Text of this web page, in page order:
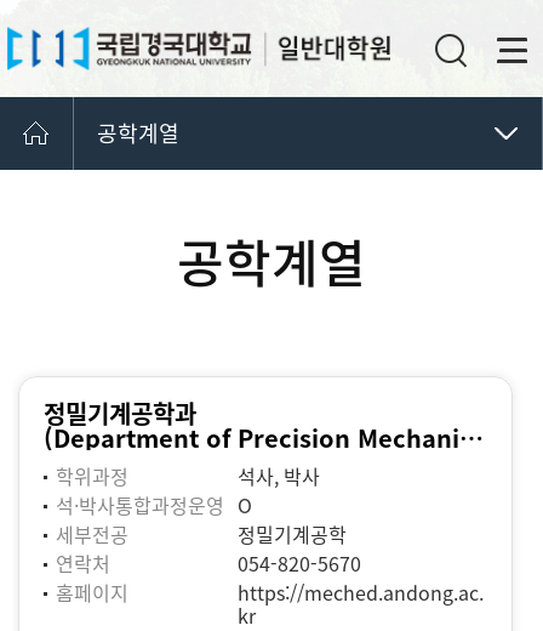
학과소개
공학계열
학연산협동과정
공학계열
정밀기계공학과
(Department of Precision Mechanical Engineering)
학위과정
석사, 박사
석·박사통합과정운영 O
세부전공
정밀기계공학
연락처
054-820-5670
홈페이지
https://meched.andong.ac.
kr